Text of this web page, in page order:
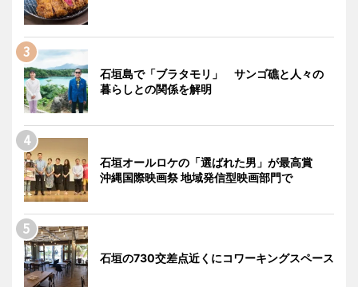
石垣島で「ブラタモリ」 サンゴ礁と人々の
暮らしとの関係を解明
石垣オールロケの「選ばれた男」が最高賞
沖縄国際映画祭 地域発信型映画部門で
石垣の730交差点近くにコワーキングスペース